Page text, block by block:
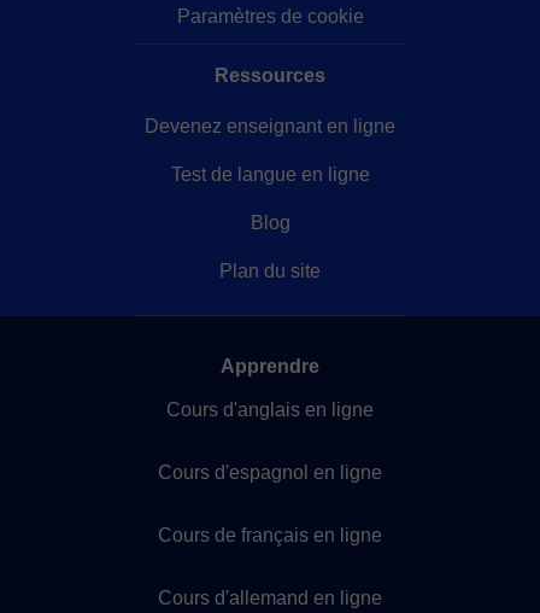
Paramètres de cookie
Ressources
Devenez enseignant en ligne
Test de langue en ligne
Blog
Plan du site
Apprendre
Cours d'anglais en ligne
Cours d'espagnol en ligne
Cours de français en ligne
Cours d'allemand en ligne